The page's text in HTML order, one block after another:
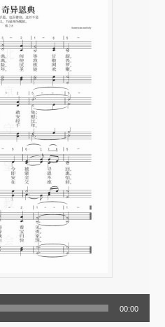
00:00